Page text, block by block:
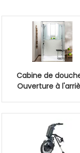
Cabine de
Ouverture à